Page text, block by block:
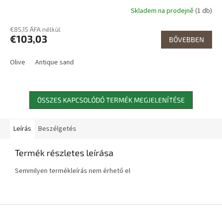
Skladem na prodejně (1 db)
€85,15 ÁFA nélkül
€103,03 BŐVEBBEN
Olive Antique sand
ÖSSZES KAPCSOLÓDÓ TERMÉK MEGJELENÍTÉSE
Leírás Beszélgetés
Termék részletes leírása
Semmilyen termékleírás nem érhető el